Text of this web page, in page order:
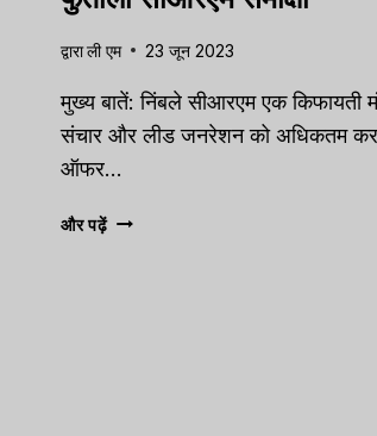
द्वाराली एम 23 जून 2023
मुख्य बातें: निंबले सीआरएम एक किफायती
संचार और लीड जनरेशन को अधिकतम
ऑफर…
और पढ़ेंफुर्तीला